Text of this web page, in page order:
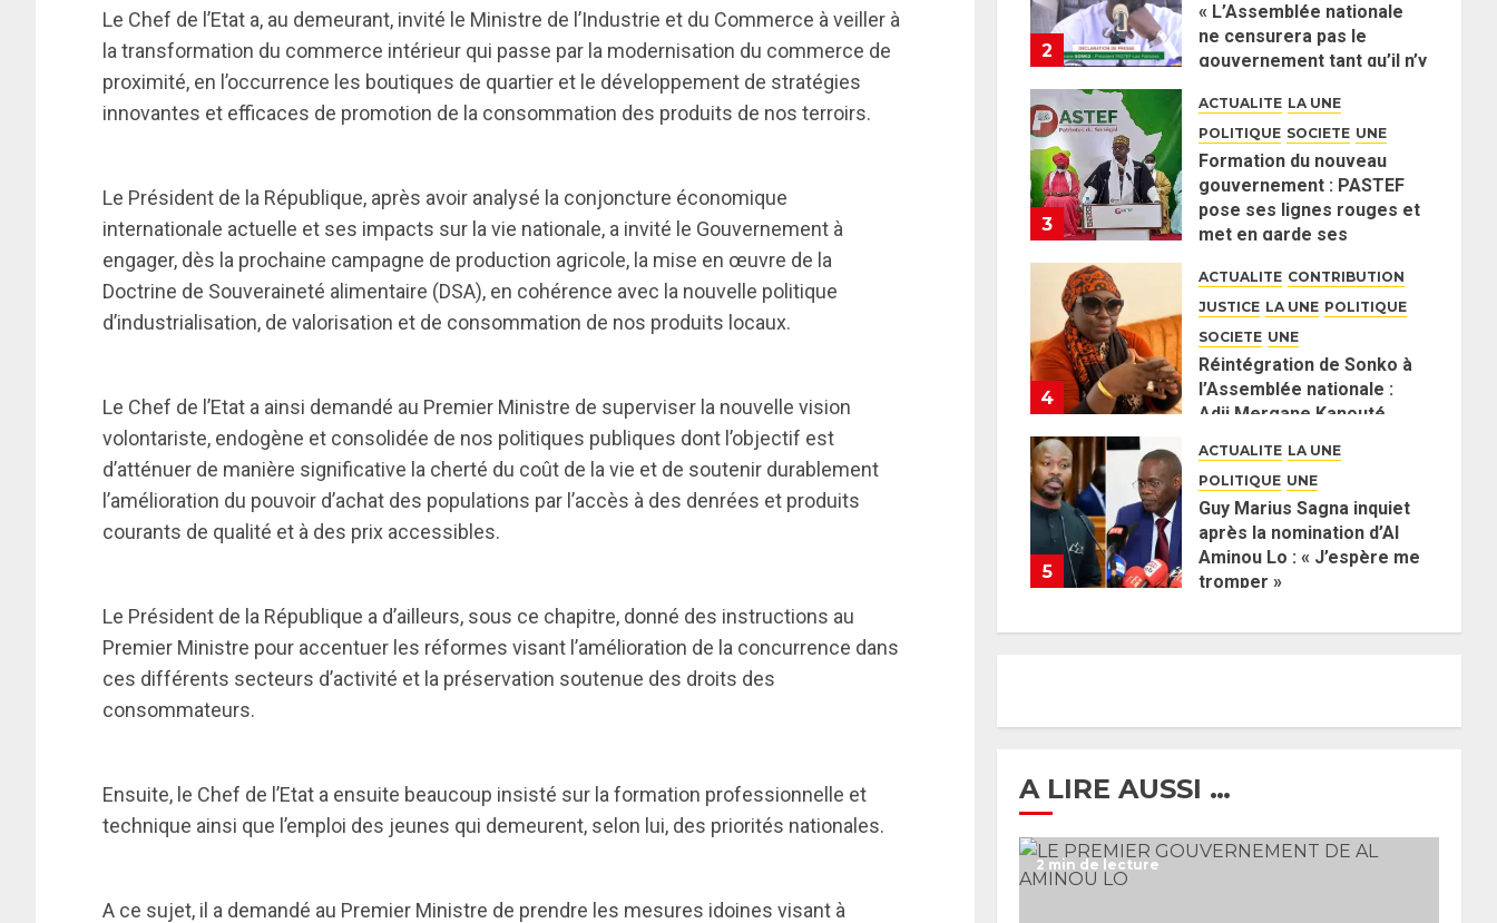
Le Chef de l’Etat a, au demeurant, invité le Ministre de l’Industrie et du Commerce à veiller à
la transformation du commerce intérieur qui passe par la modernisation du commerce de
proximité, en l’occurrence les boutiques de quartier et le développement de stratégies
innovantes et efficaces de promotion de la consommation des produits de nos terroirs.
Le Président de la République, après avoir analysé la conjoncture économique
internationale actuelle et ses impacts sur la vie nationale, a invité le Gouvernement à
engager, dès la prochaine campagne de production agricole, la mise en œuvre de la
Doctrine de Souveraineté alimentaire (DSA), en cohérence avec la nouvelle politique
d’industrialisation, de valorisation et de consommation de nos produits locaux.
Le Chef de l’Etat a ainsi demandé au Premier Ministre de superviser la nouvelle vision
volontariste, endogène et consolidée de nos politiques publiques dont l’objectif est
d’atténuer de manière significative la cherté du coût de la vie et de soutenir durablement
l’amélioration du pouvoir d’achat des populations par l’accès à des denrées et produits
courants de qualité et à des prix accessibles.
Le Président de la République a d’ailleurs, sous ce chapitre, donné des instructions au
Premier Ministre pour accentuer les réformes visant l’amélioration de la concurrence dans
ces différents secteurs d’activité et la préservation soutenue des droits des
consommateurs.
Ensuite, le Chef de l’Etat a ensuite beaucoup insisté sur la formation professionnelle et
technique ainsi que l’emploi des jeunes qui demeurent, selon lui, des priorités nationales.
A ce sujet, il a demandé au Premier Ministre de prendre les mesures idoines visant à
2
« L’Assemblée nationale
ne censurera pas le
gouvernement tant qu’il n’y
politique contre Pastef »
2 JUIN 2026 0
3
ACTUALITE LA UNE
POLITIQUE SOCIETE UNE
Formation du nouveau
gouvernement : PASTEF
pose ses lignes rouges et
met en garde ses
26 MAI 2026 0
4
ACTUALITE CONTRIBUTION
JUSTICE LA UNE POLITIQUE
SOCIETE UNE
Réintégration de Sonko à
l’Assemblée nationale :
Adji Mergane Kanouté
parlementaire
26 MAI 2026
5
ACTUALITE LA UNE
POLITIQUE UNE
Guy Marius Sagna inquiet
après la nomination d’Al
Aminou Lo : « J’espère me
tromper »
A LIRE AUSSI …
2 min de lecture